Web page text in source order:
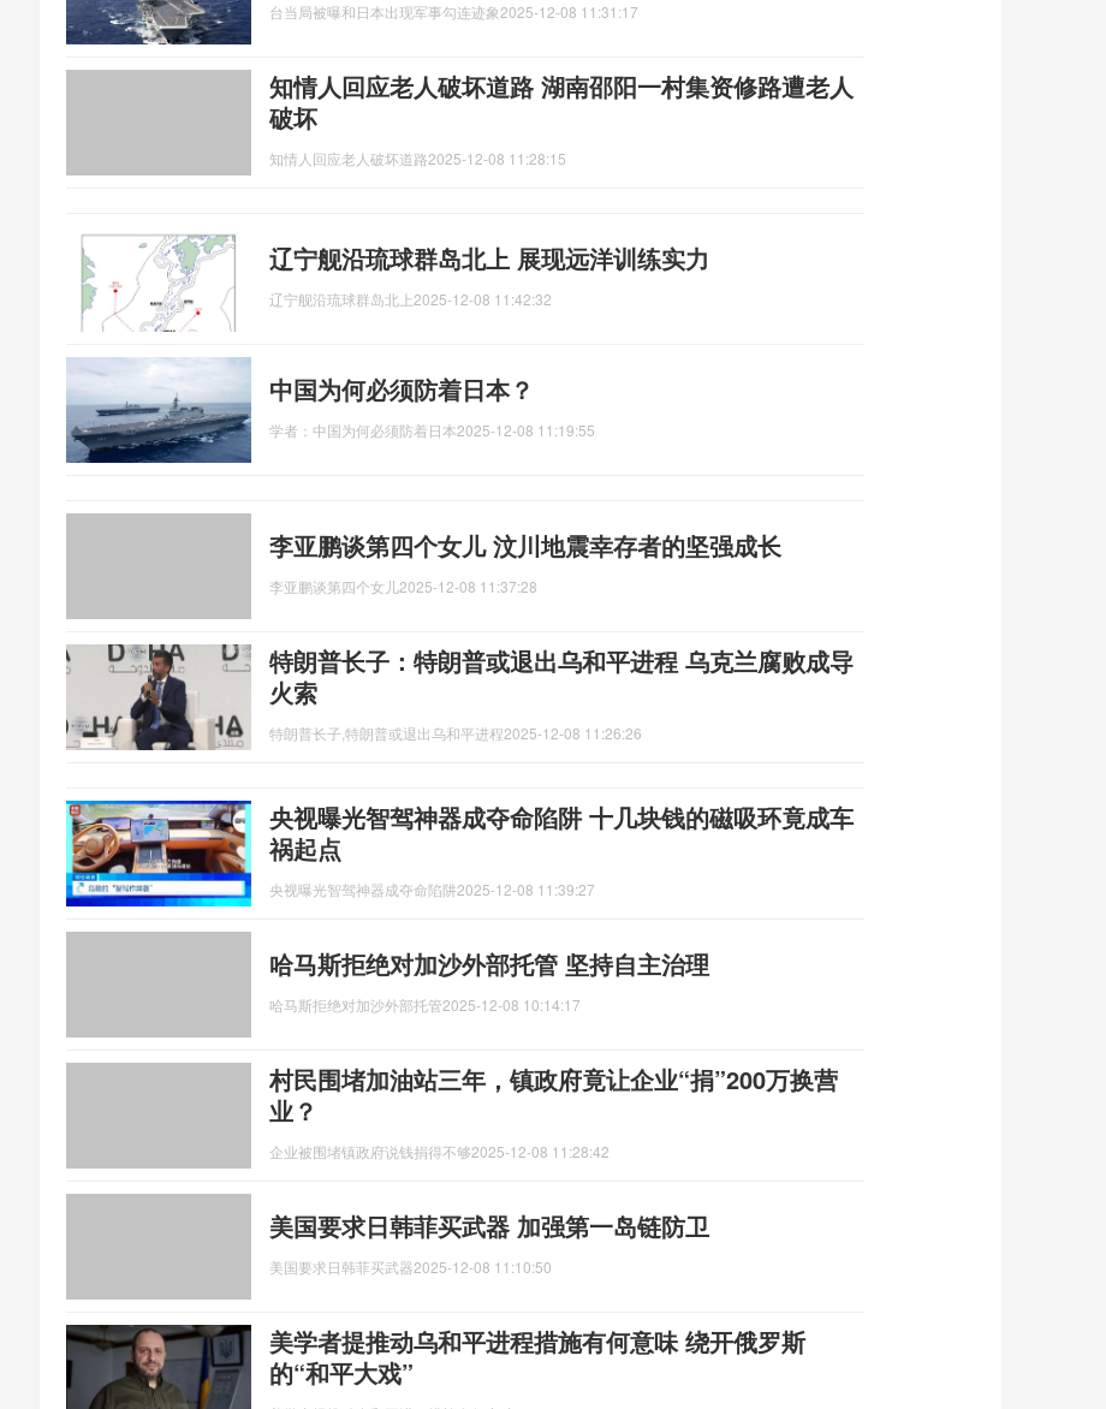
台当局被曝和日本出现军事勾连迹象2025-12-08 11:31:17
知情人回应老人破坏道路 湖南邵阳一村集资修路遭老人
破坏
知情人回应老人破坏道路2025-12-08 11:28:15
辽宁舰沿琉球群岛北上 展现远洋训练实力
辽宁舰沿琉球群岛北上2025-12-08 11:42:32
中国为何必须防着日本？
学者：中国为何必须防着日本2025-12-08 11:19:55
李亚鹏谈第四个女儿 汶川地震幸存者的坚强成长
李亚鹏谈第四个女儿2025-12-08 11:37:28
特朗普长子：特朗普或退出乌和平进程 乌克兰腐败成导
火索
特朗普长子,特朗普或退出乌和平进程2025-12-08 11:26:26
央视曝光智驾神器成夺命陷阱 十几块钱的磁吸环竟成车
祸起点
央视曝光智驾神器成夺命陷阱2025-12-08 11:39:27
哈马斯拒绝对加沙外部托管 坚持自主治理
哈马斯拒绝对加沙外部托管2025-12-08 10:14:17
村民围堵加油站三年，镇政府竟让企业“捐”200万换营
业？
企业被围堵镇政府说钱捐得不够2025-12-08 11:28:42
美国要求日韩菲买武器 加强第一岛链防卫
美国要求日韩菲买武器2025-12-08 11:10:50
美学者提推动乌和平进程措施有何意味 绕开俄罗斯
的“和平大戏”